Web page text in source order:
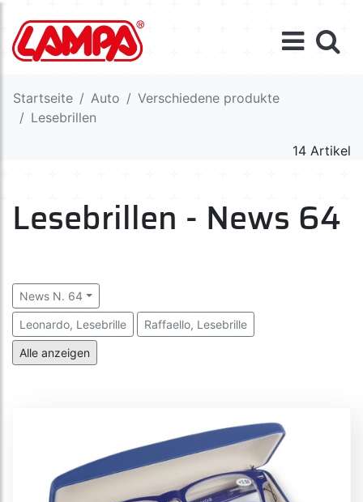
Startseite Auto
Verschiedene produkte
Lesebrillen
14 Artikel
Lesebrillen - News 64
News N. 64
Leonardo, Lesebrille Raffaello, Lesebrille
Boldini, Lesebrille
Alle anzeigen